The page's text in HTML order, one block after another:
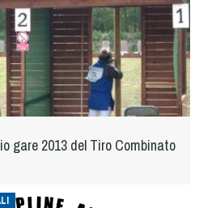
gare 2013 del Tiro Combinato